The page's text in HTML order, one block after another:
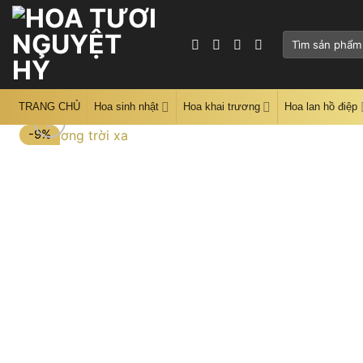
Skip
content
Tìm
TRANG CHỦ Hoa sinh nhật Hoa khai trương Hoa lan hồ điệp
-9%